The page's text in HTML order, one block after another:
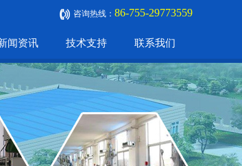
咨询热线： 86-755-29773559
闻资讯 技术支持 联系我们